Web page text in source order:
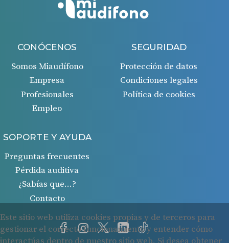
CONÓCENOS
Somos Miaudífono
Empresa
Profesionales
Empleo
SEGURIDAD
Protección de datos
Condiciones legales
Política de cookies
SOPORTE Y AYUDA
Preguntas frecuentes
Pérdida auditiva
¿Sabías que…?
Contacto